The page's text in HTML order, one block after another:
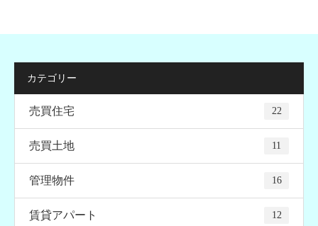
カテゴリー
売買住宅 22
売買土地 11
管理物件 16
賃貸アパート 12